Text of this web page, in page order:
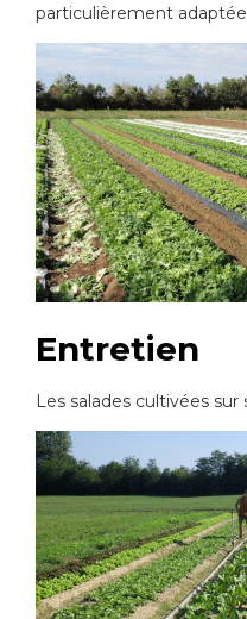
particulièrement
Entretien
Les salades cultivées